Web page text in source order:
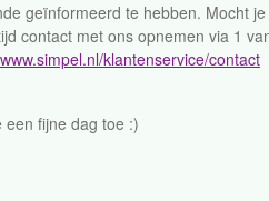
geïnformeerd te hebben. Mocht
contact met ons opnemen via 1
klantenservice/contact
een fijne dag toe :)